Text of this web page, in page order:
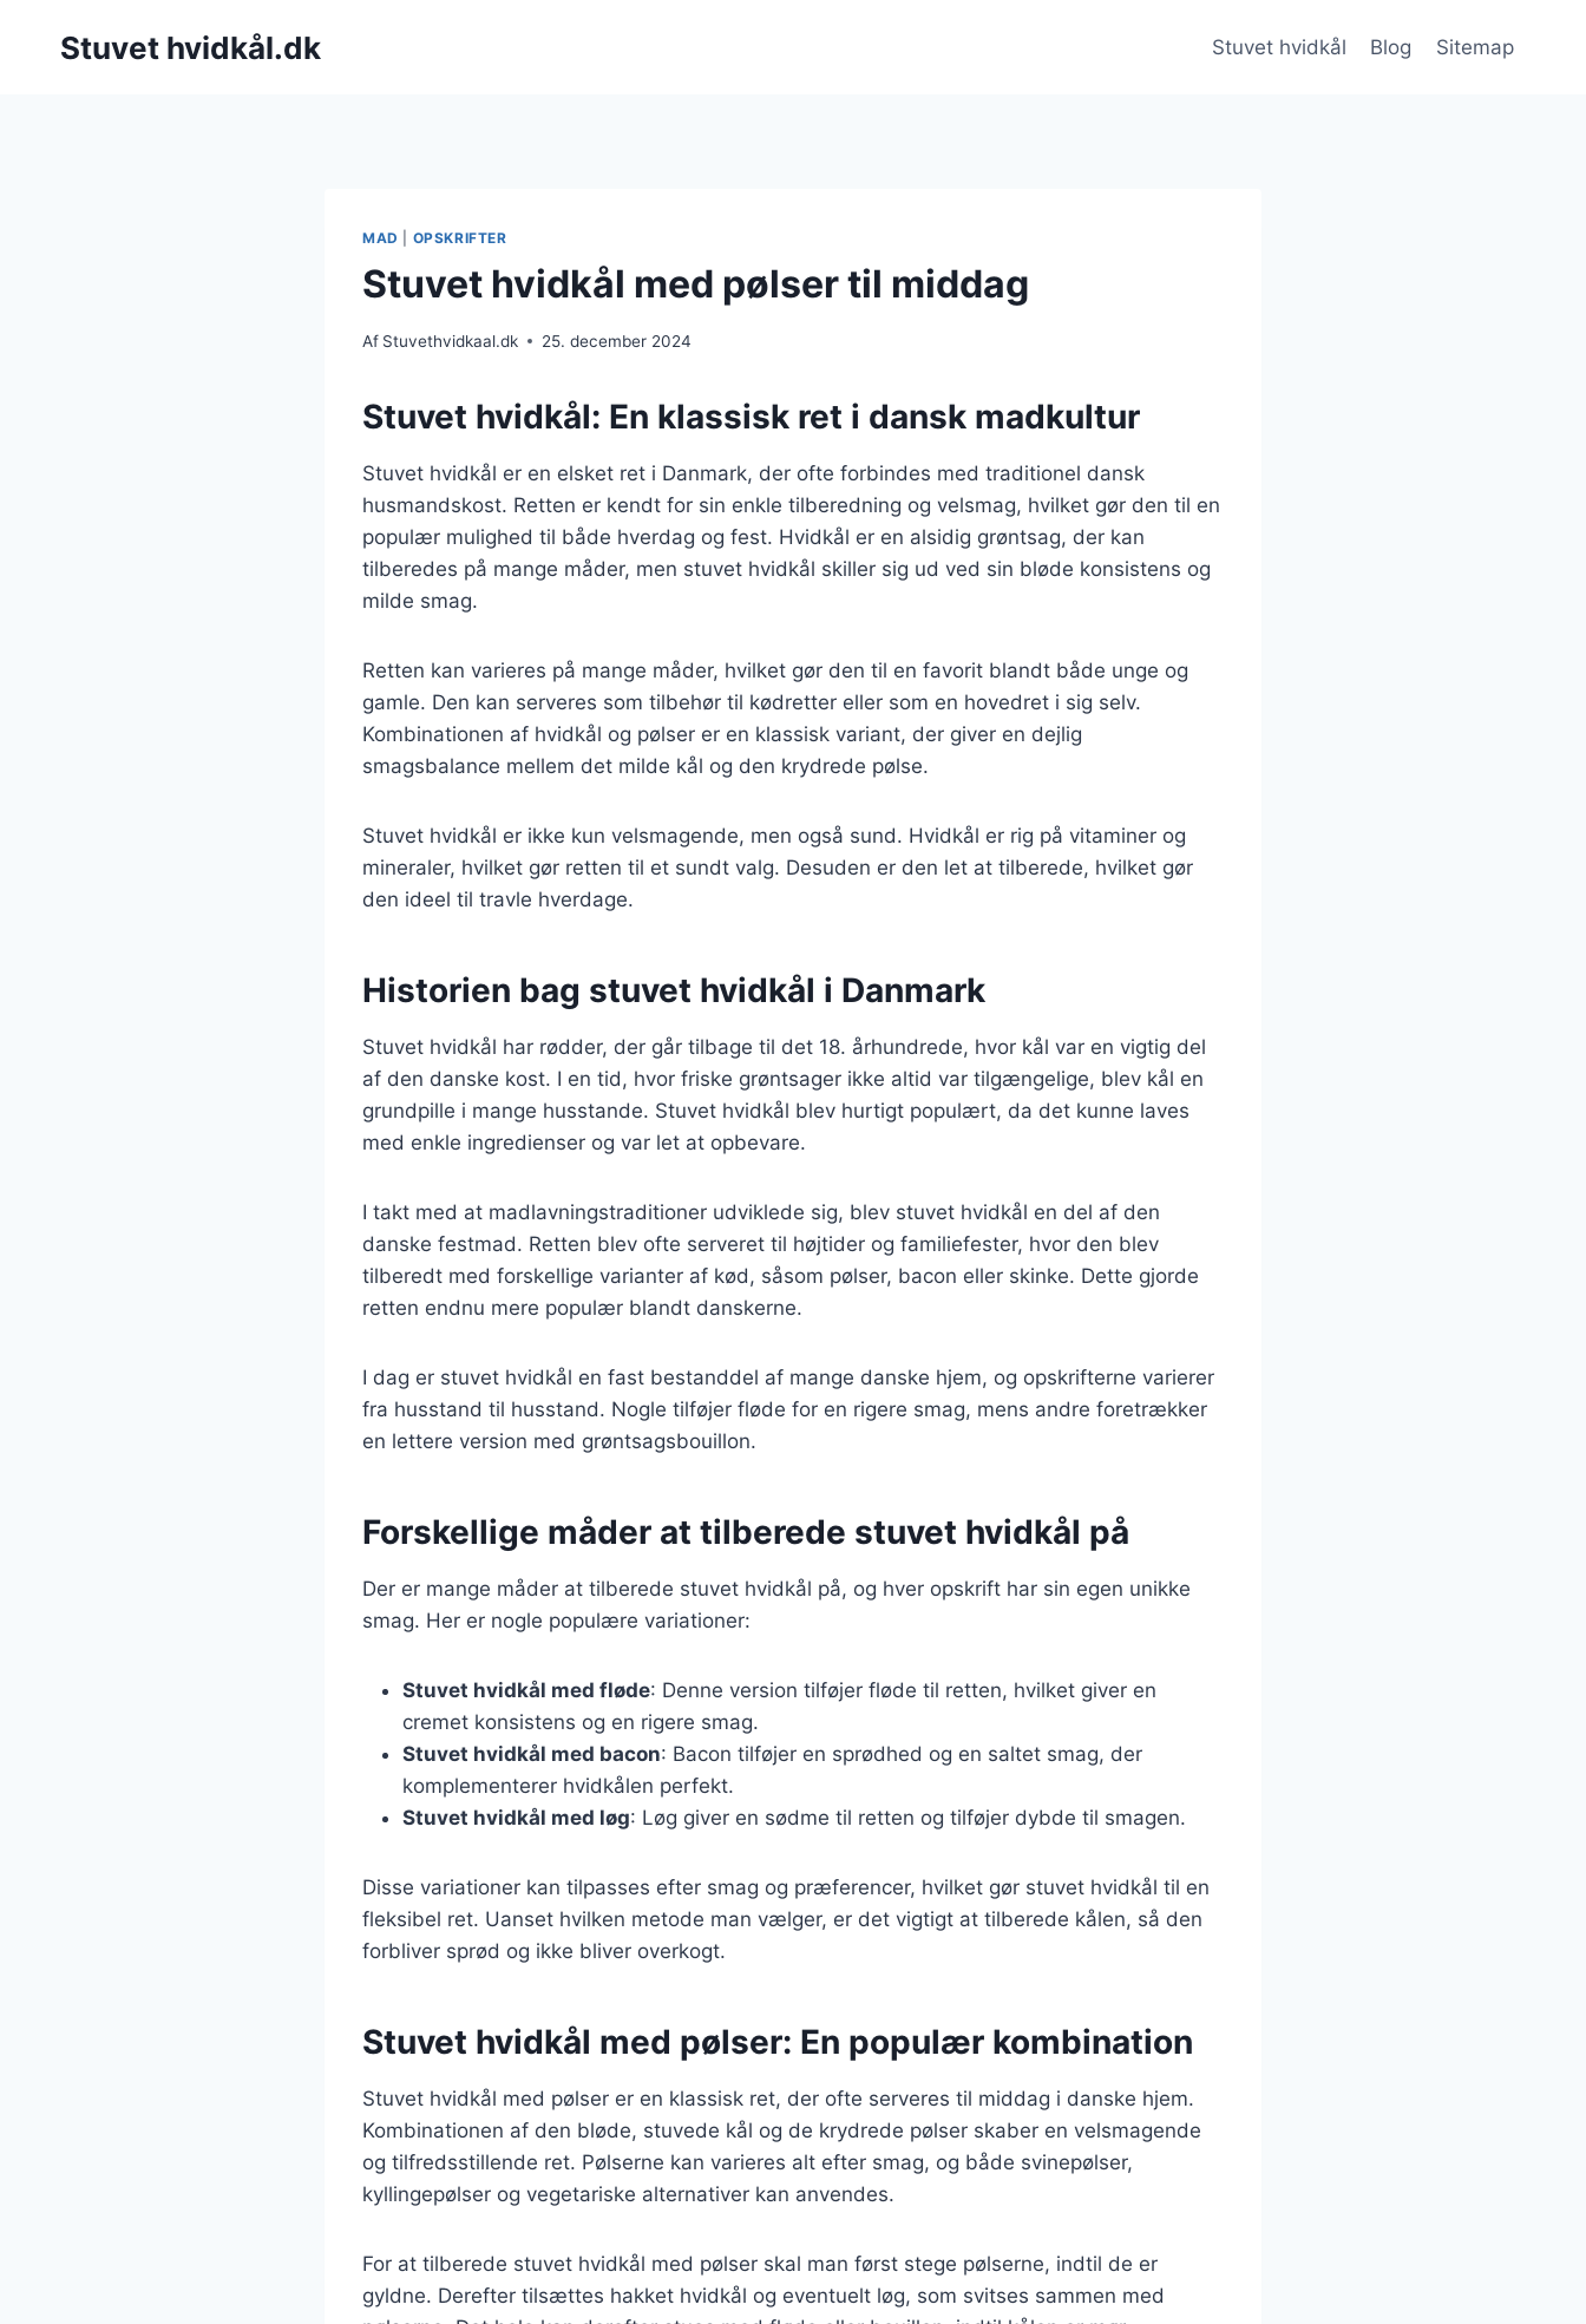
Stuvet hvidkål.dk Stuvet hvidkål Blog Sitemap
MAD OPSKRIFTER
Stuvet hvidkål med pølser til middag
Af Stuvethvidkaal.dk 25. december 2024
Stuvet hvidkål: En klassisk ret i dansk madkultur
Stuvet hvidkål er en elsket ret i Danmark, der ofte forbindes med traditionel dansk
husmandskost. Retten er kendt for sin enkle tilberedning og velsmag, hvilket gør den til en
populær mulighed til både hverdag og fest. Hvidkål er en alsidig grøntsag, der kan
tilberedes på mange måder, men stuvet hvidkål skiller sig ud ved sin bløde konsistens og
milde smag.
Retten kan varieres på mange måder, hvilket gør den til en favorit blandt både unge og
gamle. Den kan serveres som tilbehør til kødretter eller som en hovedret i sig selv.
Kombinationen af hvidkål og pølser er en klassisk variant, der giver en dejlig
smagsbalance mellem det milde kål og den krydrede pølse.
Stuvet hvidkål er ikke kun velsmagende, men også sund. Hvidkål er rig på vitaminer og
mineraler, hvilket gør retten til et sundt valg. Desuden er den let at tilberede, hvilket gør
den ideel til travle hverdage.
Historien bag stuvet hvidkål i Danmark
Stuvet hvidkål har rødder, der går tilbage til det 18. århundrede, hvor kål var en vigtig del
af den danske kost. I en tid, hvor friske grøntsager ikke altid var tilgængelige, blev kål en
grundpille i mange husstande. Stuvet hvidkål blev hurtigt populært, da det kunne laves
med enkle ingredienser og var let at opbevare.
I takt med at madlavningstraditioner udviklede sig, blev stuvet hvidkål en del af den
danske festmad. Retten blev ofte serveret til højtider og familiefester, hvor den blev
tilberedt med forskellige varianter af kød, såsom pølser, bacon eller skinke. Dette gjorde
retten endnu mere populær blandt danskerne.
I dag er stuvet hvidkål en fast bestanddel af mange danske hjem, og opskrifterne varierer
fra husstand til husstand. Nogle tilføjer fløde for en rigere smag, mens andre foretrækker
en lettere version med grøntsagsbouillon.
Forskellige måder at tilberede stuvet hvidkål på
Der er mange måder at tilberede stuvet hvidkål på, og hver opskrift har sin egen unikke
smag. Her er nogle populære variationer:
Stuvet hvidkål med fløde: Denne version tilføjer fløde til retten, hvilket giver en
cremet konsistens og en rigere smag.
Stuvet hvidkål med bacon: Bacon tilføjer en sprødhed og en saltet smag, der
komplementerer hvidkålen perfekt.
Stuvet hvidkål med løg: Løg giver en sødme til retten og tilføjer dybde til smagen.
Disse variationer kan tilpasses efter smag og præferencer, hvilket gør stuvet hvidkål til en
fleksibel ret. Uanset hvilken metode man vælger, er det vigtigt at tilberede kålen, så den
forbliver sprød og ikke bliver overkogt.
Stuvet hvidkål med pølser: En populær kombination
Stuvet hvidkål med pølser er en klassisk ret, der ofte serveres til middag i danske hjem.
Kombinationen af den bløde, stuvede kål og de krydrede pølser skaber en velsmagende
og tilfredsstillende ret. Pølserne kan varieres alt efter smag, og både svinepølser,
kyllingepølser og vegetariske alternativer kan anvendes.
For at tilberede stuvet hvidkål med pølser skal man først stege pølserne, indtil de er
gyldne. Derefter tilsættes hakket hvidkål og eventuelt løg, som svitses sammen med